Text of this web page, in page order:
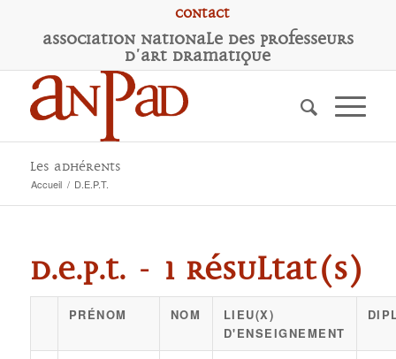
Contact
Association Nationale des Professeurs
d'Art Dramatique
Les adhérents
Accueil / D.E.P.T.
D.E.P.T. - 1 résultat(s)
PRÉNOM NOM
LIEU(X)
D'ENSEIGNEMENT